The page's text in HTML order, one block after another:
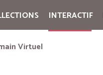
INTERACTIF
Virtuel